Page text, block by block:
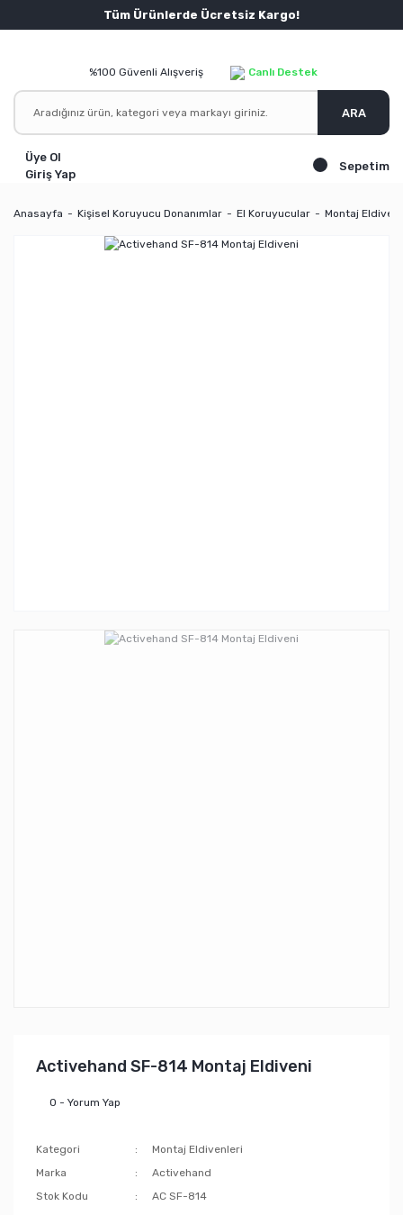
Tüm Ürünlerde Ücretsiz Kargo!
%100 Güvenli Alışveriş Canlı Destek
ARA
Üye Ol
Giriş Yap
Sepetim
Anasayfa Kişisel Koruyucu Donanımlar El Koruyucular Montaj
Activehand SF-814 Montaj Eldiveni
0 - Yorum Yap
Kategori
Montaj Eldivenleri
Marka
Activehand
Stok Kodu
AC SF-814